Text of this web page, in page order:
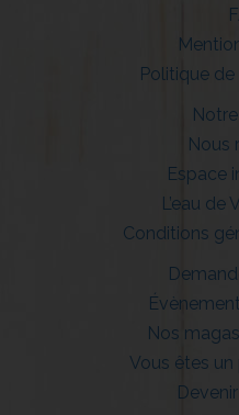
Politique
Nous
Espace
L’eau de
Conditions
Nos
Vous êtes